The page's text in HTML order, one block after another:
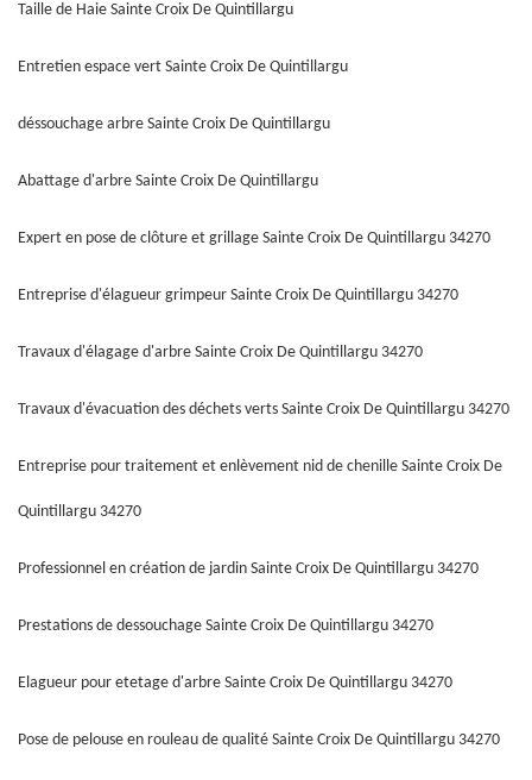
Taille de Haie Sainte Croix De Quintillargu
Entretien espace vert Sainte Croix De Quintillargu
déssouchage arbre Sainte Croix De Quintillargu
Abattage d'arbre Sainte Croix De Quintillargu
Expert en pose de clôture et grillage Sainte Croix De Quintillargu 34270
Entreprise d'élagueur grimpeur Sainte Croix De Quintillargu 34270
Travaux d'élagage d'arbre Sainte Croix De Quintillargu 34270
Travaux d'évacuation des déchets verts Sainte Croix De Quintillargu 34270
Entreprise pour traitement et enlèvement nid de chenille Sainte Croix De
Quintillargu 34270
Professionnel en création de jardin Sainte Croix De Quintillargu 34270
Prestations de dessouchage Sainte Croix De Quintillargu 34270
Elagueur pour etetage d'arbre Sainte Croix De Quintillargu 34270
Pose de pelouse en rouleau de qualité Sainte Croix De Quintillargu 34270